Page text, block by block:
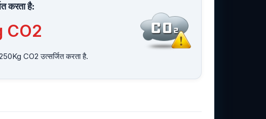
करता है:
CO2
CO2 उत्सर्जित करता है.